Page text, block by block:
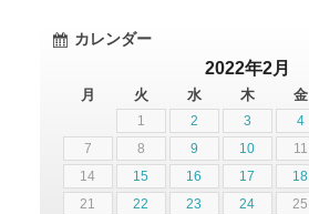
カレンダー
2022年2月
月 火 水 木 金
1 2 3 4
7
8 9 10 11
14
15 16 17 18
21
22 23 24 25